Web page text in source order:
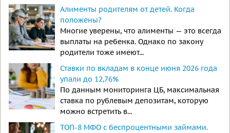
Алименты родителям от детей. Когда
положены?
Многие уверены, что алименты — это всегда
выплаты на ребенка. Однако по закону
родители тоже имеют...
Ставки по вкладам в конце июня 2026 года
упали до 12,76%
По данным мониторинга ЦБ, максимальная
ставка по рублевым депозитам, которую
можно встретить в...
ТОП-8 МФО с беспроцентными займами.